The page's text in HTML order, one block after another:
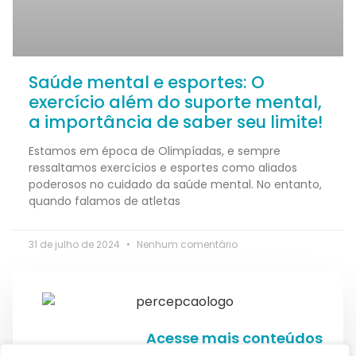
Saúde mental e esportes: O
exercício além do suporte mental,
a importância de saber seu limite!
Estamos em época de Olimpíadas, e sempre
ressaltamos exercícios e esportes como aliados
poderosos no cuidado da saúde mental. No entanto,
quando falamos de atletas
31 de julho de 2024 Nenhum comentário
Acesse mais conteúdos